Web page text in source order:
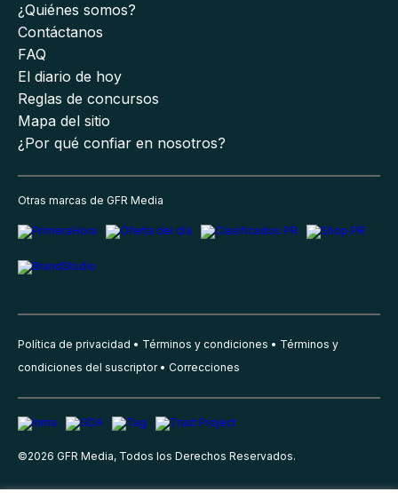
¿Quiénes somos?
Contáctanos
FAQ
El diario de hoy
Reglas de concursos
Mapa del sitio
¿Por qué confiar en nosotros?
Otras marcas de GFR Media
Política de privacidad Términos y condiciones
Términos y
condiciones del suscriptor
Correcciones
©2026 GFR Media, Todos los Derechos Reservados.